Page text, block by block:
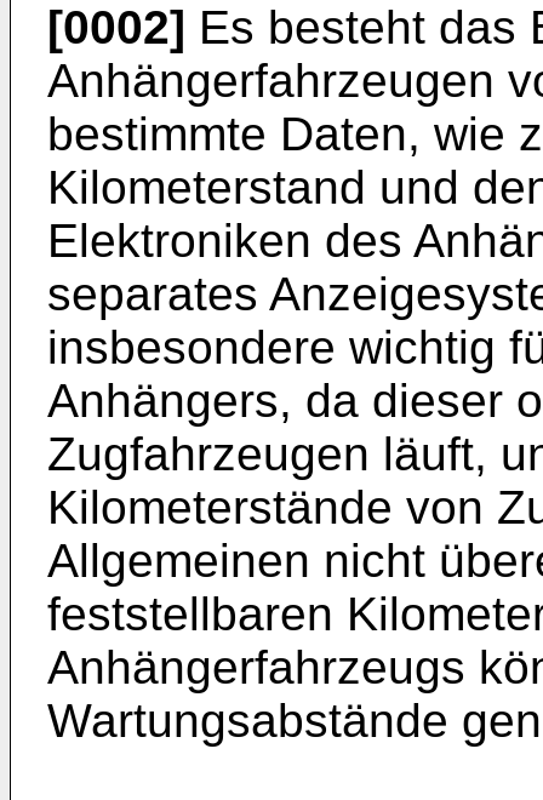
[0002] Es besteht das
Anhängerfahrzeugen
bestimmte Daten, wie
Kilometerstand und
Elektroniken des
separates
insbesondere wichtig
Anhängers, da dieser
Zugfahrzeugen läuft,
Kilometerstände von
Allgemeinen nicht
feststellbaren
Anhängerfahrzeugs
Wartungsabstände